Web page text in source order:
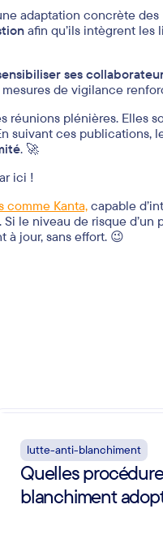
de
adaptation concrète des
ses collaborateurs